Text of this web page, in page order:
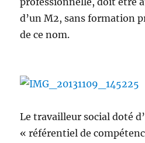
d’un M2, sans formation
de ce nom.
Le travailleur social doté
« référentiel de